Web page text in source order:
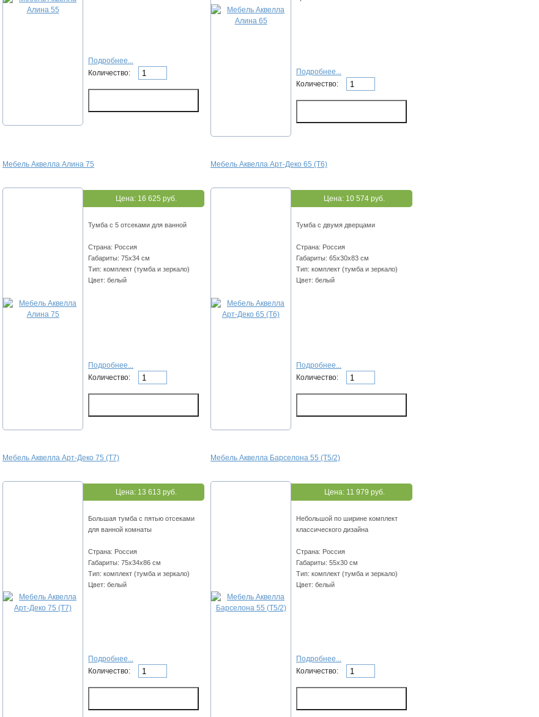
Подробнее...
Количество:
Подробнее...
Количество:
Мебель Аквелла Алина 75
Цена: 16 625 руб.
Тумба с 5 отсеками для ванной
Страна: Россия
Габариты: 75х34 см
Тип: комплект (тумба и зеркало)
Цвет: белый
Подробнее...
Количество:
Мебель Аквелла Арт-Деко 65 (Т6)
Цена: 10 574 руб.
Тумба с двумя дверцами
Страна: Россия
Габариты: 65х30х83 см
Тип: комплект (тумба и зеркало)
Цвет: белый
Подробнее...
Количество:
Мебель Аквелла Арт-Деко 75 (Т7)
Цена: 13 613 руб.
Большая тумба с пятью отсеками
для ванной комнаты
Страна: Россия
Габариты: 75х34х86 см
Тип: комплект (тумба и зеркало)
Цвет: белый
Подробнее...
Количество:
Мебель Аквелла Барселона 55 (Т5/2)
Цена: 11 979 руб.
Небольшой по ширине комплект
классического дизайна
Страна: Россия
Габариты: 55х30 см
Тип: комплект (тумба и зеркало)
Цвет: белый
Подробнее...
Количество: